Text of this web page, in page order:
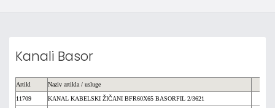
Kanali Basor
Artikl Naziv artikla / usluge
11709 KANAL KABELSKI ŽIČANI BFR60X65 BASORFIL 2/3621